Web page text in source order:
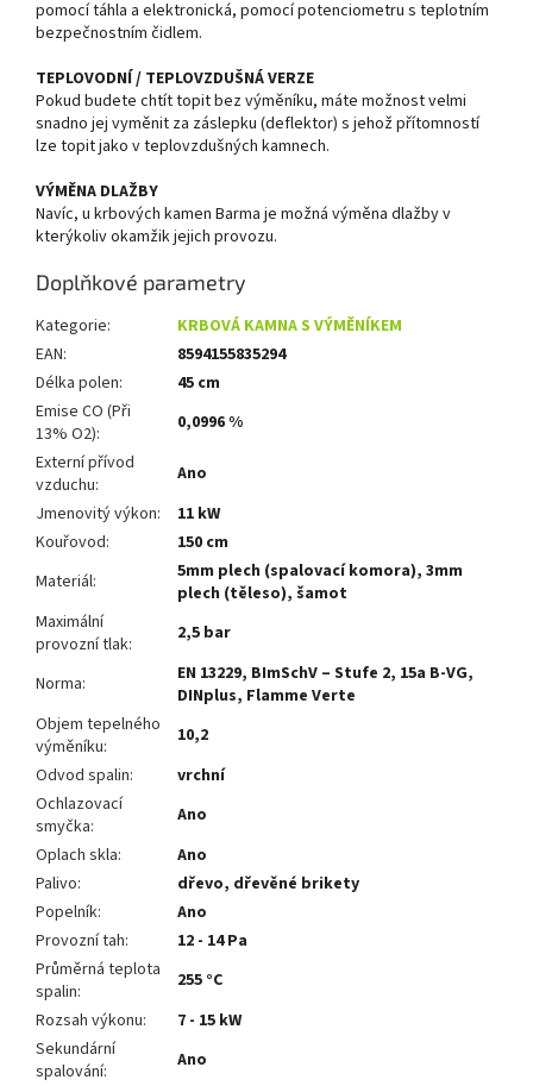
pomocí táhla a elektronická, pomocí potenciometru s teplotním
bezpečnostním čidlem.
TEPLOVODNÍ / TEPLOVZDUŠNÁ VERZE
Pokud budete chtít topit bez výměníku, máte možnost velmi
snadno jej vyměnit za záslepku (deflektor) s jehož přítomností
lze topit jako v teplovzdušných kamnech.
VÝMĚNA DLAŽBY
Navíc, u krbových kamen Barma je možná výměna dlažby v
kterýkoliv okamžik jejich provozu.
Doplňkové parametry
Kategorie:
KRBOVÁ KAMNA S VÝMĚNÍKEM
EAN:
8594155835294
Délka polen:
45 cm
Emise CO (Při
13% O2):
0,0996 %
Externí přívod
vzduchu:
Ano
Jmenovitý výkon:
11 kW
Kouřovod:
150 cm
Materiál:
5mm plech (spalovací komora), 3mm
plech (těleso), šamot
Maximální
provozní tlak: 2,5 bar
Norma:
EN 13229, BImSchV – Stufe 2, 15a B-VG,
DINplus, Flamme Verte
Objem tepelného
výměníku:
10,2
Odvod spalin:
vrchní
Ochlazovací
smyčka:
Ano
Oplach skla:
Ano
Palivo:
dřevo, dřevěné brikety
Popelník:
Ano
Provozní tah:
12 - 14 Pa
Průměrná teplota
spalin:
255 °C
Rozsah výkonu:
7 - 15 kW
Sekundární
spalování:
Ano